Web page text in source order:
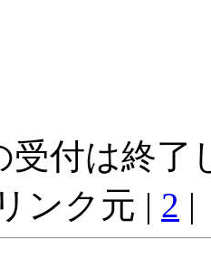
受付は終了
ンク元 | 2 |